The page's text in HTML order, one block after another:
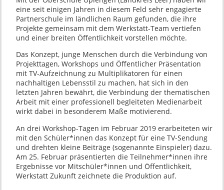
eine seit einigen Jahren in diesem Feld sehr engagierte
Partnerschule im ländlichen Raum gefunden, die ihre
Projekte gemeinsam mit dem Werkstatt-Team vertiefen
und einer breiten Öffentlichkeit vorstellen möchte.
Das Konzept, junge Menschen durch die Verbindung von
Projekttagen, Workshops und Öffentlicher Präsentation
mit TV-Aufzeichnung zu Multiplikatoren für einen
nachhaltigen Lebensstil zu machen, hat sich in den
letzten Jahren bewährt, die Verbindung der thematischen
Arbeit mit einer professionell begleiteten Medienarbeit
wirkt dabei in besonderem Maße motivierend.
An drei Workshop-Tagen im Februar 2019 erarbeiteten wir
mit den Schüler*innen das Konzept für eine TV-Sendung
und drehten kleine Beiträge (sogenannte Einspieler) dazu.
Am 25. Februar präsentierten die Teilnehmer*innen ihre
Ergebnisse vor Mitschüler*innen und Öffentlichkeit,
Werkstatt Zukunft zeichnete die Produktion auf.